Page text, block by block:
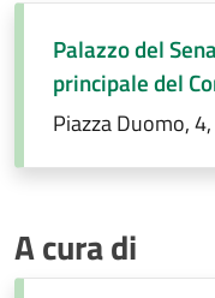
Palazzo del
principale del
Piazza Duomo,
A cura di